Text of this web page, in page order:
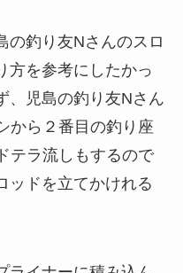
の釣り友Nさんのスロ
方を参考にしたかっ
、児島の釣り友Nさん
ら２番目の釣り座
テラ流しもするので
ッドを立てかけれる